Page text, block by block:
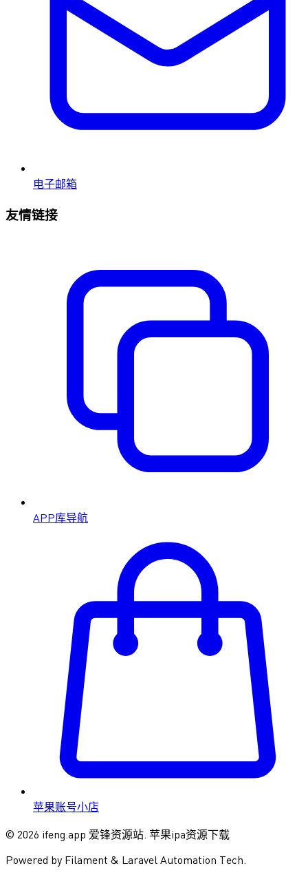
电子邮箱
友情链接
APP库导航
苹果账号小店
© 2026 ifeng.app 爱锋资源站. 苹果ipa资源下载
Powered by Filament & Laravel Automation Tech.